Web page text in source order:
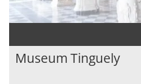
Museum Tinguely